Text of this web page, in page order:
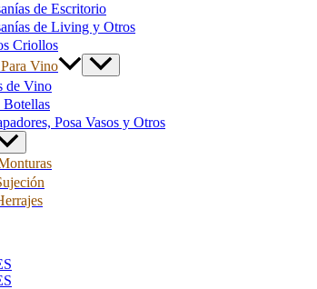
de Escritorio
de Living y Otros
Criollos
Vino
de Vino
Botellas
Posa Vasos y Otros